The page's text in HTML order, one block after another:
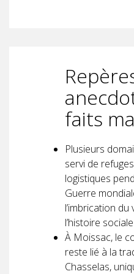
faits
Plusieurs
servi de
logistiques
Guerre
l’imbrication du
l’histoire
À Moissac, le
reste lié à la
Chasselas,